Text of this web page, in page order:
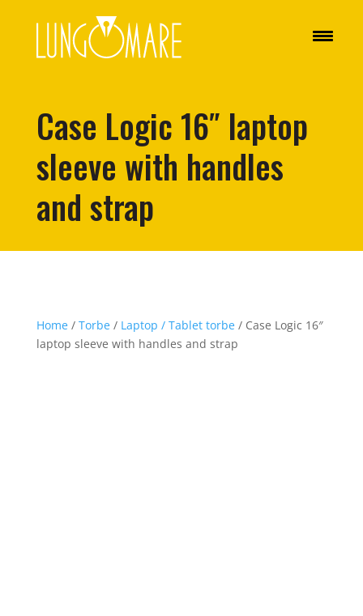
Case Logic 16″ laptop
sleeve with handles
and strap
Home/ Torbe/ Laptop / Tablet torbe/ Case Logic 16″
laptop sleeve with handles and strap